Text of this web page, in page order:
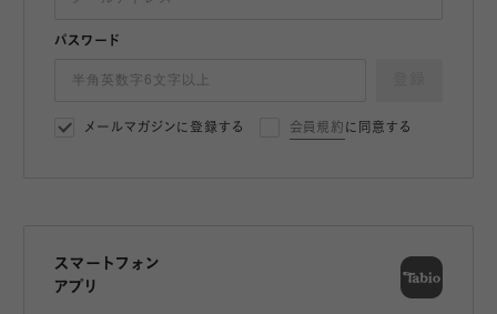
パスワード
メールマガジンに登録する 会員規約 に同意する
スマートフォン
アプリ